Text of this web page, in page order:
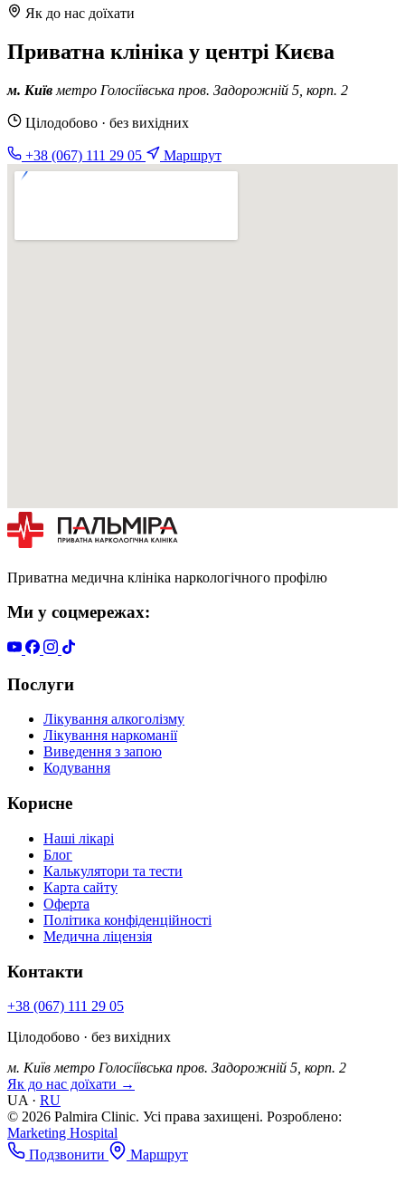
Як до нас доїхати
Приватна клініка у центрі Києва
м. Київ метро Голосіївська пров. Задорожній 5, корп. 2
Цілодобово · без вихідних
+38 (067) 111 29 05 Маршрут
Приватна медична клініка наркологічного профілю
Ми у соцмережах:
Послуги
Лікування алкоголізму
Лікування наркоманії
Виведення з запою
Кодування
Корисне
Наші лікарі
Блог
Калькулятори та тести
Карта сайту
Оферта
Політика конфіденційності
Медична ліцензія
Контакти
+38 (067) 111 29 05
Цілодобово · без вихідних
м. Київ метро Голосіївська пров. Задорожній 5, корп. 2
Як до нас доїхати →
UA · RU
© 2026 Palmira Clinic. Усі права захищені. Розроблено:
Marketing Hospital
Подзвонити
Маршрут